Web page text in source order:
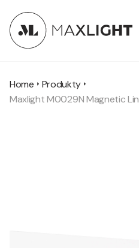
Home
Produkty
Maxlight M0029N Magnetic